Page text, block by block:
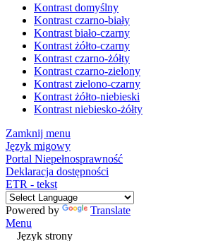
Kontrast domyślny
Kontrast czarno-biały
Kontrast biało-czarny
Kontrast żółto-czarny
Kontrast czarno-żółty
Kontrast czarno-zielony
Kontrast zielono-czarny
Kontrast żółto-niebieski
Kontrast niebiesko-żółty
Zamknij menu
Język migowy
Portal Niepełnosprawność
Deklaracja dostępności
ETR - tekst
Powered by
Translate
Menu
Język strony